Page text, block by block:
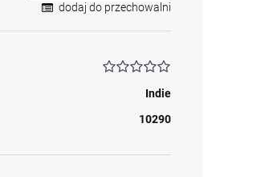
dodaj do przechowalni
Indie
10290